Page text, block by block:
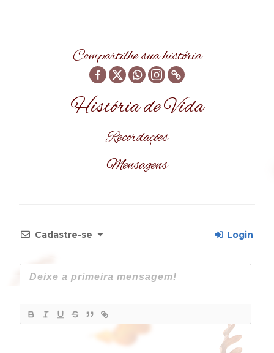
Compartilhe sua história
História de Vida
Recordações
Mensagens
Cadastre-se Login